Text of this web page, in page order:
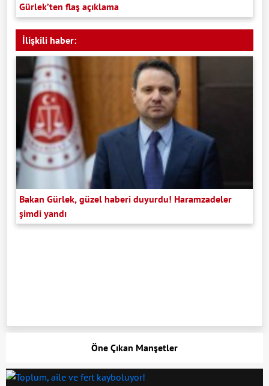
Gürlek’ten flaş açıklama
İlişkili haber:
Bakan Gürlek, güzel haberi duyurdu! Haramzadeler
şimdi yandı
Öne Çıkan Manşetler